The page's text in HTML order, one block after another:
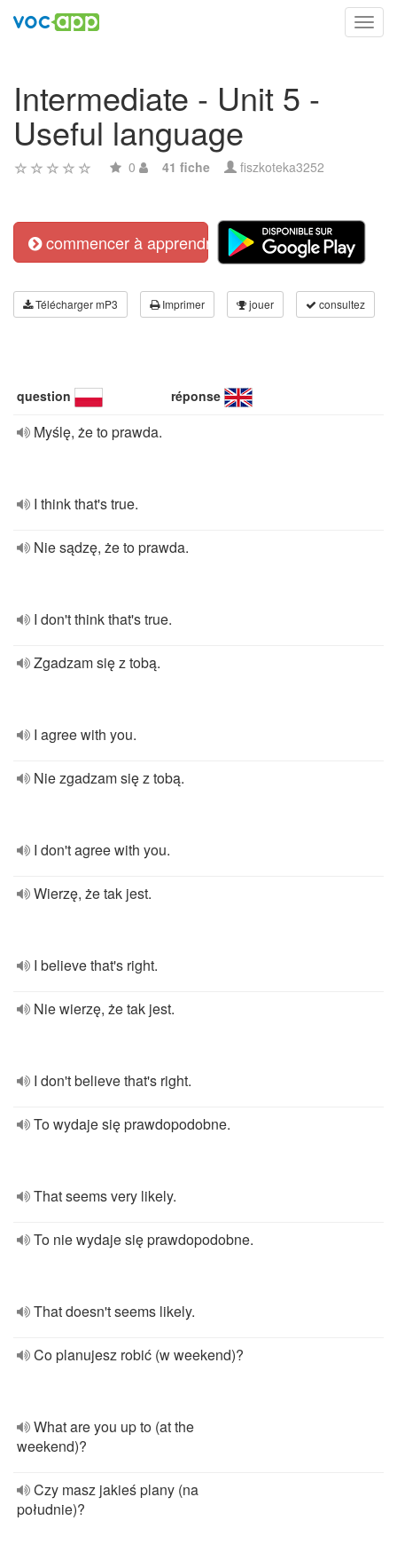
Intermediate - Unit 5 -
Useful language
0 41 fiche fiszkoteka3252
commencer à apprendre
Télécharger mP3 Imprimer jouer consultez
question réponse
Myślę, że to prawda.
I think that's true.
Nie sądzę, że to prawda.
I don't think that's true.
Zgadzam się z tobą.
I agree with you.
Nie zgadzam się z tobą.
I don't agree with you.
Wierzę, że tak jest.
I believe that's right.
Nie wierzę, że tak jest.
I don't believe that's right.
To wydaje się prawdopodobne.
That seems very likely.
To nie wydaje się prawdopodobne.
That doesn't seems likely.
Co planujesz robić (w weekend)?
What are you up to (at the
weekend)?
Czy masz jakieś plany (na
południe)?